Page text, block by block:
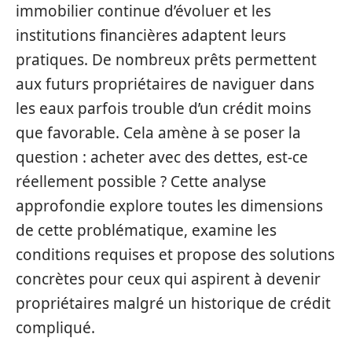
immobilier continue d’évoluer et les
institutions financières adaptent leurs
pratiques. De nombreux prêts permettent
aux futurs propriétaires de naviguer dans
les eaux parfois trouble d’un crédit moins
que favorable. Cela amène à se poser la
question : acheter avec des dettes, est-ce
réellement possible ? Cette analyse
approfondie explore toutes les dimensions
de cette problématique, examine les
conditions requises et propose des solutions
concrètes pour ceux qui aspirent à devenir
propriétaires malgré un historique de crédit
compliqué.